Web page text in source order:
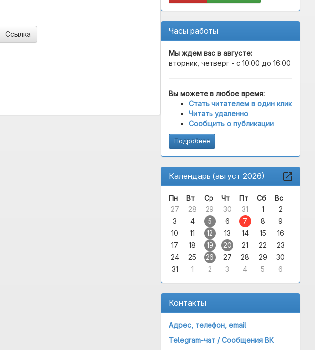
Часы работы
Мы ждем вас в августе:
вторник, четверг - с 10:00 до 16:00
Вы можете в любое время:
Стать читателем в один клик
Читать удаленно
Сообщить о публикации
Подробнее
Календарь (август 2026)
Пн Вт Ср Чт Пт Сб
Вс
27
28 29 30 31 1
2
3
4 5 6 7 8
9
10
11 12 13 14 15
16
17
18 19 20 21 22
23
24
25 26 27 28 29
30
31
1 2 3 4 5 6
Контакты
Адрес, телефон, email
Telegram-чат /Сообщения ВК
Ссылка